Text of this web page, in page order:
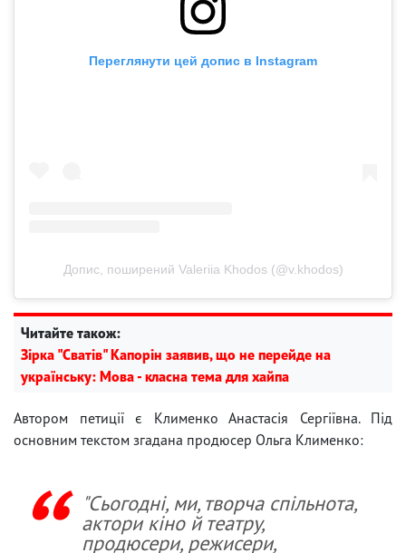
Переглянути цей допис в Instagram
Допис, поширений Valeriia Khodos (@v.khodos)
Читайте також:
Зірка "Сватів" Капорін заявив, що не перейде на
українську: Мова - класна тема для хайпа
Автором петиції є Клименко Анастасія Сергіївна. Під
основним текстом згадана продюсер Ольга Клименко:
"Сьогодні, ми, творча спільнота,
актори кіно й театру,
продюсери, режисери,